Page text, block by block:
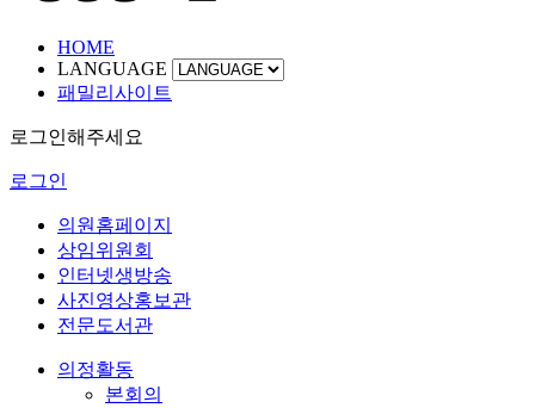
HOME
LANGUAGE
패밀리사이트
로그인해주세요
로그인
의원홈페이지
상임위원회
인터넷생방송
사진영상홍보관
전문도서관
의정활동
본회의